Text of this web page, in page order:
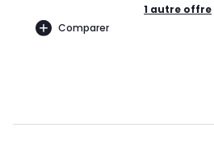
Comparer
1 autre offre